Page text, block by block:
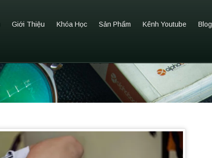
Giới Thiệu Khóa Học Sản Phẩm Kênh Youtube Blog